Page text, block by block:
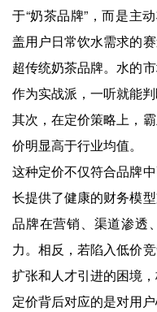
于“奶茶品牌”，而是主
盖用户日常饮水需求的
超传统奶茶品牌。水的
作为实战派，一听就能
其次，在定价策略上，
价明显高于行业均值。
这种定价不仅符合品牌
长提供了健康的财务模
品牌在营销、渠道渗透
力。相反，若陷入低价
扩张和人才引进的困境，
定价背后对应的是对用户